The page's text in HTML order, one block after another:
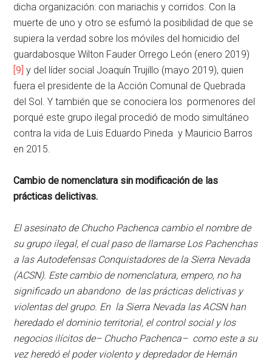
dicha organización: con mariachis y corridos. Con la
muerte de uno y otro se esfumó la posibilidad de que se
supiera la verdad sobre los móviles del homicidio del
guardabosque Wilton Fauder Orrego León (enero 2019)
[9] y del líder social Joaquín Trujillo (mayo 2019), quien
fuera el presidente de la Acción Comunal de Quebrada
del Sol. Y también que se conociera los pormenores del
porqué este grupo ilegal procedió de modo simultáneo
contra la vida de Luis Eduardo Pineda y Mauricio Barros
en 2015.
Cambio de nomenclatura sin modificación de las
prácticas delictivas.
El asesinato de Chucho Pachenca cambio el nombre de
su grupo ilegal, el cual paso de llamarse Los Pachenchas
a las Autodefensas Conquistadores de la Sierra Nevada
(ACSN). Este cambio de nomenclatura, empero, no ha
significado un abandono de las prácticas delictivas y
violentas del grupo. En la Sierra Nevada las ACSN han
heredado el dominio territorial, el control social y los
negocios ilícitos de– Chucho Pachenca– como este a su
vez heredó el poder violento y depredador de Hernán